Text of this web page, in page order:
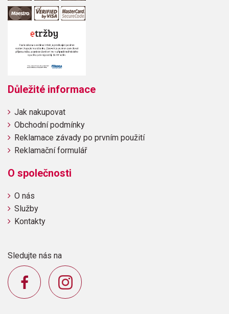
Důležité informace
Jak nakupovat
Obchodní podmínky
Reklamace závady po prvním použití
Reklamační formulář
O společnosti
O nás
Služby
Kontakty
Sledujte nás na